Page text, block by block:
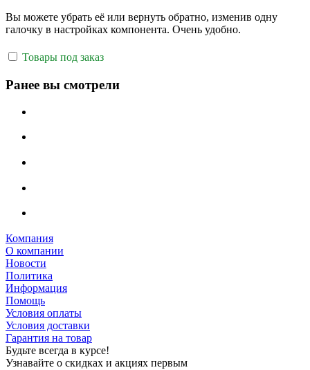
Вы можете убрать её или вернуть обратно, изменив одну
галочку в настройках компонента. Очень удобно.
Товары под заказ
Ранее вы смотрели
Компания
О компании
Новости
Политика
Информация
Помощь
Условия оплаты
Условия доставки
Гарантия на товар
Будьте всегда в курсе!
Узнавайте о скидках и акциях первым